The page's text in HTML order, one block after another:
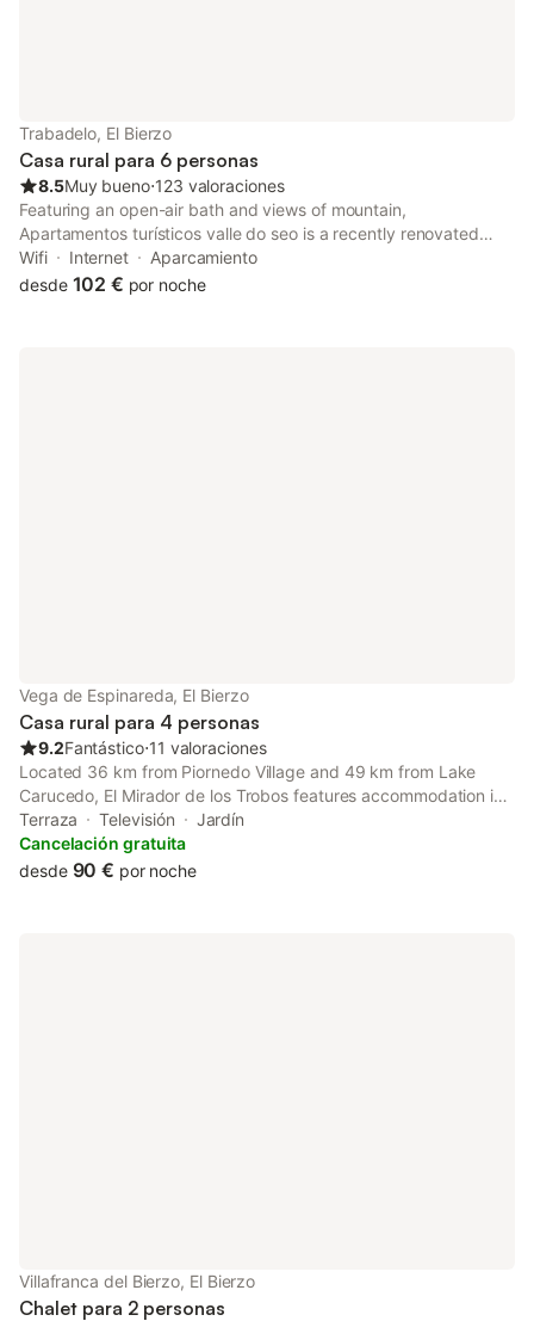
Trabadelo, El Bierzo
Casa rural para 6 personas
8.5Muy bueno⋅123 valoraciones
Featuring an open-air bath and views of mountain,
Apartamentos turísticos valle do seo is a recently renovated
country house set in Trabadelo, 31 km from Las Médulas Roman
Mines.
Wifi Internet
Aparcamiento
desde 102 € por noche
Vega de Espinareda, El Bierzo
Casa rural para 4 personas
9.2Fantástico⋅11 valoraciones
Located 36 km from Piornedo Village and 49 km from Lake
Carucedo, El Mirador de los Trobos features accommodation in
Villar de Otero. The property has garden and quiet street views,
and is 34 km from Ponferrada Castle.
Terraza Televisión
Jardín
Cancelación gratuita
desde 90 € por noche
Villafranca del Bierzo, El Bierzo
Chalet para 2 personas